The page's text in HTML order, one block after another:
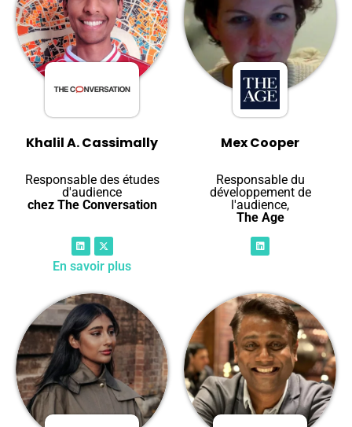
Khalil A. Cassimally
Responsable des études
d'audience
chez The Conversation
En savoir plus
Mex Cooper
Responsable du
développement de
l'audience,
The Age